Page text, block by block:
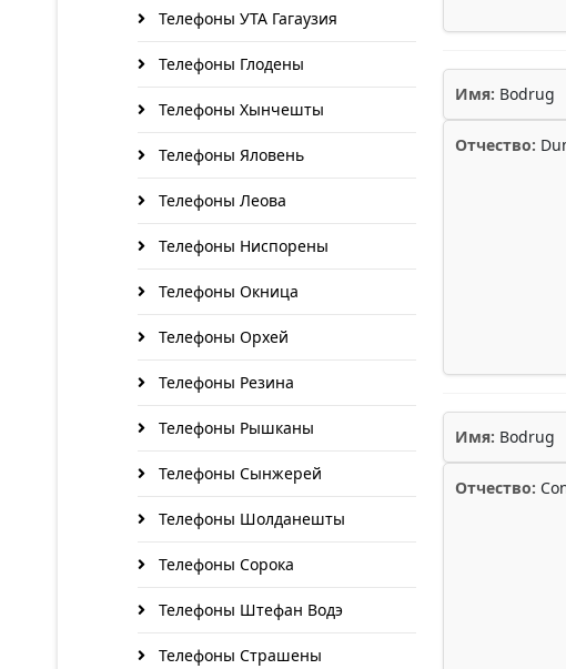
Телефоны УТА Гагаузия
Телефоны Глодены
Телефоны Хынчешты
Телефоны Яловень
Телефоны Леова
Телефоны Ниспорены
Телефоны Окница
Телефоны Орхей
Телефоны Резина
Телефоны Рышканы
Телефоны Сынжерей
Телефоны Шолданешты
Телефоны Сорока
Телефоны Штефан Водэ
Телефоны Страшены
Имя: Bodrug
Отчество:
Имя: Bodrug
Отчество: